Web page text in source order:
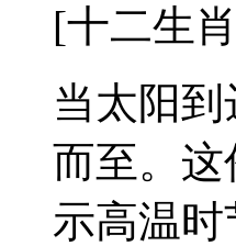
[十二生
当太阳
而至。
示高温